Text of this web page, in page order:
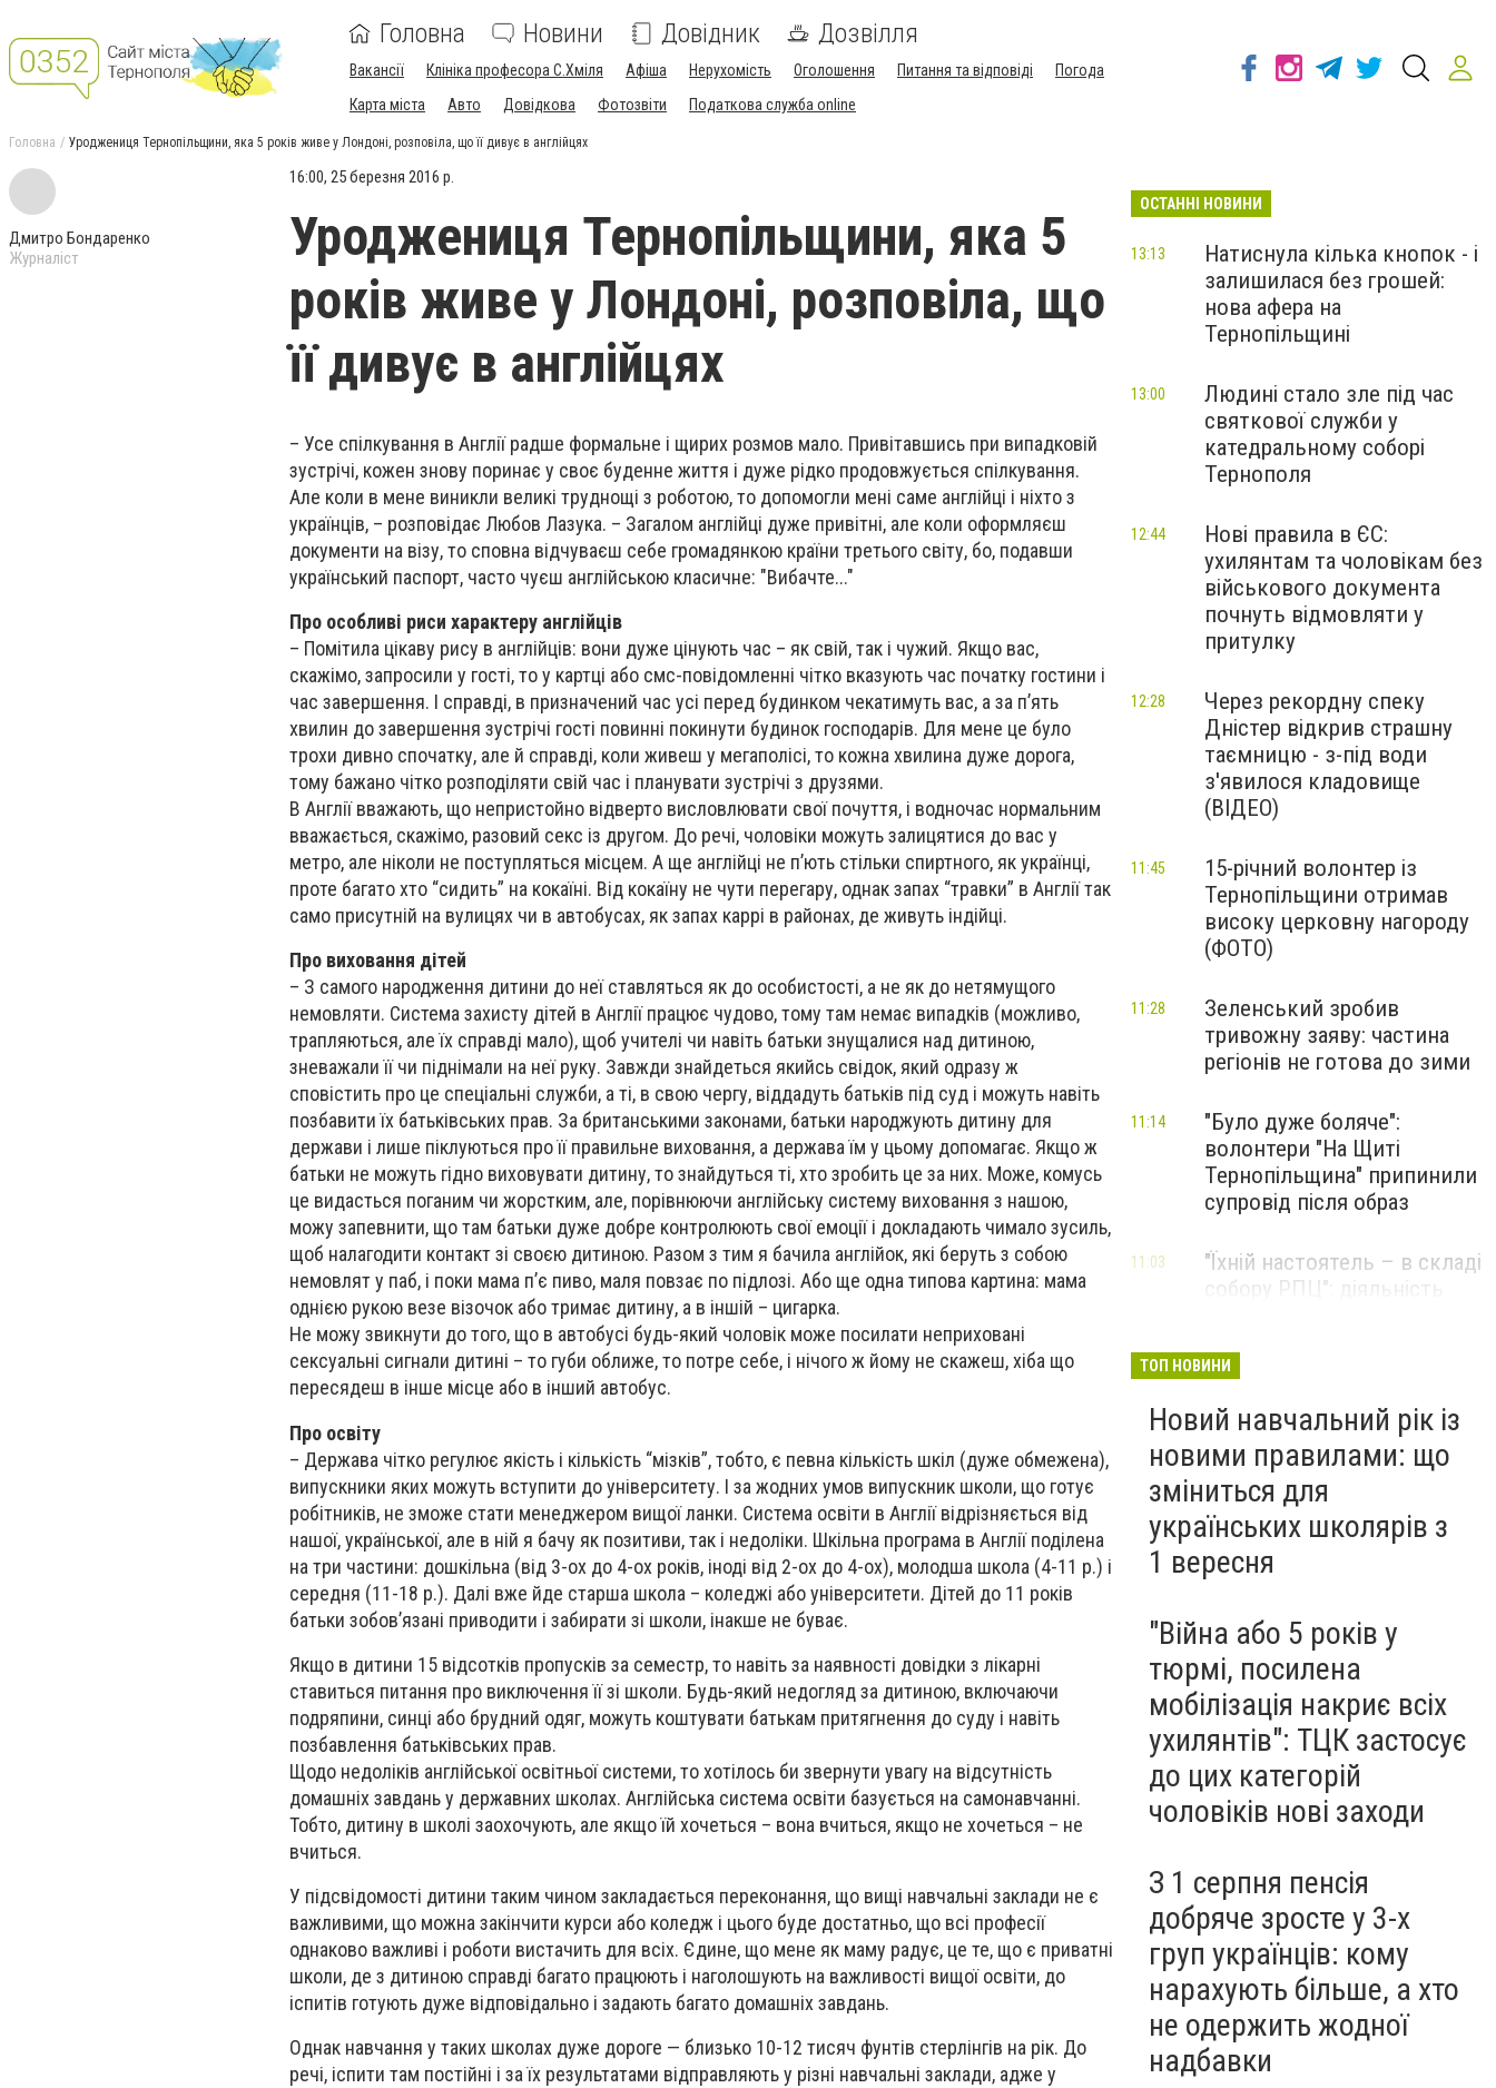
Головна Новини Довідник Дозвілля
Вакансії Клініка професора С.Хміля Афіша Нерухомість Оголошення Питання та відповіді
Погода
Карта міста
Авто Довідкова Фотозвіти Податкова служба online
Головна Уроджениця Тернопільщини, яка 5 років живе у Лондоні, розповіла, що її дивує в англійцях
Дмитро Бондаренко
Журналіст
16:00, 25 березня 2016 р.
Уроджениця Тернопільщини, яка 5
років живе у Лондоні, розповіла, що
її дивує в англійцях
– Усе спілкування в Англії радше формальне і щирих розмов мало. Привітавшись при випадковій
зустрічі, кожен знову поринає у своє буденне життя і дуже рідко продовжується спілкування.
Але коли в мене виникли великі труднощі з роботою, то допомогли мені саме англійці і ніхто з
українців, – розповідає Любов Лазука. – Загалом англійці дуже привітні, але коли оформляєш
документи на візу, то сповна відчуваєш себе громадянкою країни третього світу, бо, подавши
український паспорт, часто чуєш англійською класичне: "Вибачте..."
Про особливі риси характеру англійців
– Помітила цікаву рису в англійців: вони дуже цінують час – як свій, так і чужий. Якщо вас,
скажімо, запросили у гості, то у картці або смс-повідомленні чітко вказують час початку гостини і
час завершення. І справді, в призначений час усі перед будинком чекатимуть вас, а за п’ять
хвилин до завершення зустрічі гості повинні покинути будинок господарів. Для мене це було
трохи дивно спочатку, але й справді, коли живеш у мегаполісі, то кожна хвилина дуже дорога,
тому бажано чітко розподіляти свій час і планувати зустрічі з друзями.
В Англії вважають, що непристойно відверто висловлювати свої почуття, і водночас нормальним
вважається, скажімо, разовий секс із другом. До речі, чоловіки можуть залицятися до вас у
метро, але ніколи не поступляться місцем. А ще англійці не п’ють стільки спиртного, як українці,
проте багато хто “сидить” на кокаїні. Від кокаїну не чути перегару, однак запах “травки” в Англії так
само присутній на вулицях чи в автобусах, як запах каррі в районах, де живуть індійці.
Про виховання дітей
– З самого народження дитини до неї ставляться як до особистості, а не як до нетямущого
немовляти. Система захисту дітей в Англії працює чудово, тому там немає випадків (можливо,
трапляються, але їх справді мало), щоб учителі чи навіть батьки знущалися над дитиною,
зневажали її чи піднімали на неї руку. Завжди знайдеться якийсь свідок, який одразу ж
сповістить про це спеціальні служби, а ті, в свою чергу, віддадуть батьків під суд і можуть навіть
позбавити їх батьківських прав. За британськими законами, батьки народжують дитину для
держави і лише піклуються про її правильне виховання, а держава їм у цьому допомагає. Якщо ж
батьки не можуть гідно виховувати дитину, то знайдуться ті, хто зробить це за них. Може, комусь
це видасться поганим чи жорстким, але, порівнюючи англійську систему виховання з нашою,
можу запевнити, що там батьки дуже добре контролюють свої емоції і докладають чимало зусиль,
щоб налагодити контакт зі своєю дитиною. Разом з тим я бачила англійок, які беруть з собою
немовлят у паб, і поки мама п’є пиво, маля повзає по підлозі. Або ще одна типова картина: мама
однією рукою везе візочок або тримає дитину, а в іншій – цигарка.
Не можу звикнути до того, що в автобусі будь-який чоловік може посилати неприховані
сексуальні сигнали дитині – то губи оближе, то потре себе, і нічого ж йому не скажеш, хіба що
пересядеш в інше місце або в інший автобус.
Про освіту
– Держава чітко регулює якість і кількість “мізків”, тобто, є певна кількість шкіл (дуже обмежена),
випускники яких можуть вступити до університету. І за жодних умов випускник школи, що готує
робітників, не зможе стати менеджером вищої ланки. Система освіти в Англії відрізняється від
нашої, української, але в ній я бачу як позитиви, так і недоліки. Шкільна програма в Англії поділена
на три частини: дошкільна (від 3-ох до 4-ох років, іноді від 2-ох до 4-ох), молодша школа (4-11 р.) і
середня (11-18 р.). Далі вже йде старша школа – коледжі або університети. Дітей до 11 років
батьки зобов’язані приводити і забирати зі школи, інакше не буває.
Якщо в дитини 15 відсотків пропусків за семестр, то навіть за наявності довідки з лікарні
ставиться питання про виключення її зі школи. Будь-який недогляд за дитиною, включаючи
подряпини, синці або брудний одяг, можуть коштувати батькам притягнення до суду і навіть
позбавлення батьківських прав.
Щодо недоліків англійської освітньої системи, то хотілось би звернути увагу на відсутність
домашніх завдань у державних школах. Англійська система освіти базується на самонавчанні.
Тобто, дитину в школі заохочують, але якщо їй хочеться – вона вчиться, якщо не хочеться – не
вчиться.
У підсвідомості дитини таким чином закладається переконання, що вищі навчальні заклади не є
важливими, що можна закінчити курси або коледж і цього буде достатньо, що всі професії
однаково важливі і роботи вистачить для всіх. Єдине, що мене як маму радує, це те, що є приватні
школи, де з дитиною справді багато працюють і наголошують на важливості вищої освіти, до
іспитів готують дуже відповідально і задають багато домашніх завдань.
Однак навчання у таких школах дуже дороге — близько 10-12 тисяч фунтів стерлінгів на рік. До
речі, іспити там постійні і за їх результатами відправляють у різні навчальні заклади, адже у
ОСТАННІ НОВИНИ
Натиснула кілька кнопок - і
залишилася без грошей:
нова афера на
Тернопільщині
13:13
Людині стало зле під час
святкової служби у
катедральному соборі
Тернополя
13:00
Нові правила в ЄС:
ухилянтам та чоловікам без
військового документа
почнуть відмовляти у
притулку
12:44
Через рекордну спеку
Дністер відкрив страшну
таємницю - з-під води
з'явилося кладовище
(ВІДЕО)
12:28
15-річний волонтер із
Тернопільщини отримав
високу церковну нагороду
(ФОТО)
11:45
Зеленський зробив
тривожну заяву: частина
регіонів не готова до зими
11:28
"Було дуже боляче":
волонтери "На Щиті
Тернопільщина" припинили
супровід після образ
11:14
"Їхній настоятель – в складі
собору РПЦ": діяльність
заборонити
11:03
ТОП НОВИНИ
Новий навчальний рік із
новими правилами: що
зміниться для
українських школярів з
1 вересня
"Війна або 5 років у
тюрмі, посилена
мобілізація накриє всіх
ухилянтів": ТЦК застосує
до цих категорій
чоловіків нові заходи
З 1 серпня пенсія
добряче зросте у 3-х
груп українців: кому
нарахують більше, а хто
не одержить жодної
надбавки